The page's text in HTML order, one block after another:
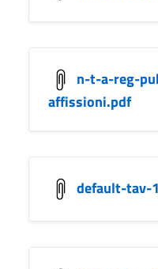
n-t-a-reg-
affissioni.pdf
default-tav-